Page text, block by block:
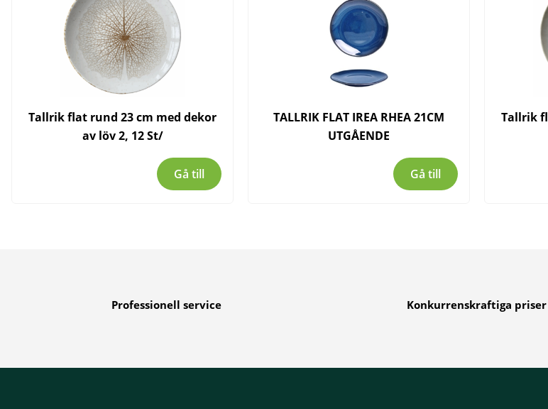
Tallrik flat rund 23 cm med dekor
av löv 2, 12 St/
Gå till
TALLRIK FLAT IREA RHEA 21CM
UTGÅENDE
Gå till
Tallrik
Professionell service Konkurrenskraftiga priser